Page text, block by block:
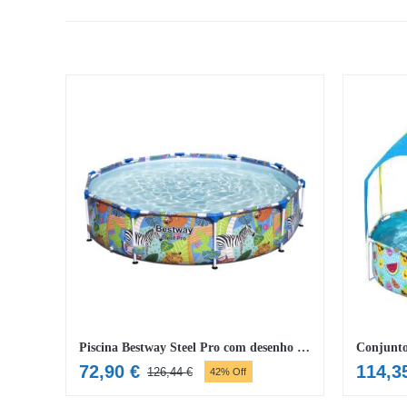
Piscina Bestway Steel Pro com desenho de animais
126,44€O
72,90 €
O 42% Off